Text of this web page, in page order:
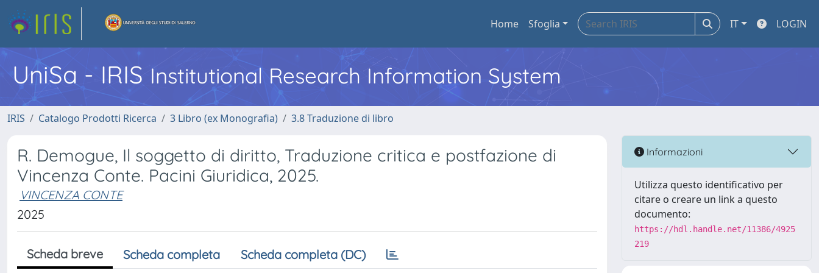
Home Sfoglia IT LOGIN
UniSa - IRIS Institutional Research Information System
IRIS Catalogo Prodotti Ricerca 3 Libro (ex Monografia) 3.8 Traduzione di libro
R. Demogue, Il soggetto di diritto, Traduzione critica e postfazione di
Vincenza Conte. Pacini Giuridica, 2025.
VINCENZA CONTE
2025
Scheda breve Scheda completa Scheda completa (DC)
Informazioni
Utilizza questo identificativo per
citare o creare un link a questo
documento:
https://hdl.handle.net/11386/4925
219